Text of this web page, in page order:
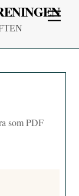
som PDF